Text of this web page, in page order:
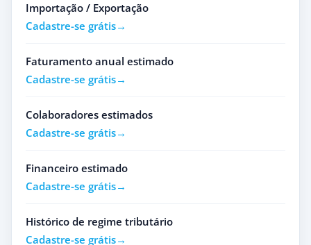
Importação / Exportação
Cadastre-se grátis
Faturamento anual estimado
Cadastre-se grátis
Colaboradores estimados
Cadastre-se grátis
Financeiro estimado
Cadastre-se grátis
Histórico de regime tributário
Cadastre-se grátis